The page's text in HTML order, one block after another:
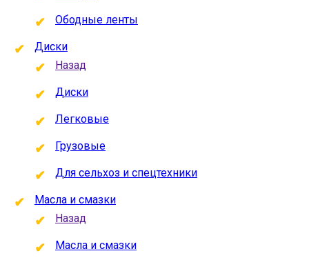
Ободные ленты
Диски
Назад
Диски
Легковые
Грузовые
Для сельхоз и спецтехники
Масла и смазки
Назад
Масла и смазки